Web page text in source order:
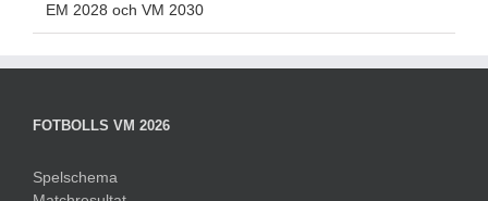
EM 2028 och VM 2030
FOTBOLLS VM 2026
Spelschema